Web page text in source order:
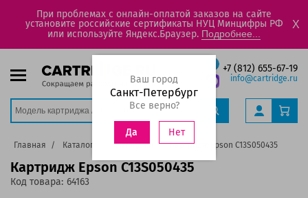
При проблемах с онлайн-оплатой заказов на сайте
установите российские сертификаты НУЦ Минцифры РФ
или используйте Яндекс.Браузер. Подробнее...
X
+7 (812) 655-67-19
info@cartridge.ru
Ваш город
Санкт-Петербург
Все верно?
Да Нет
Главная Каталог Картриджи Картридж Epson C13S050435
Картридж Epson C13S050435
Код товара: 64163